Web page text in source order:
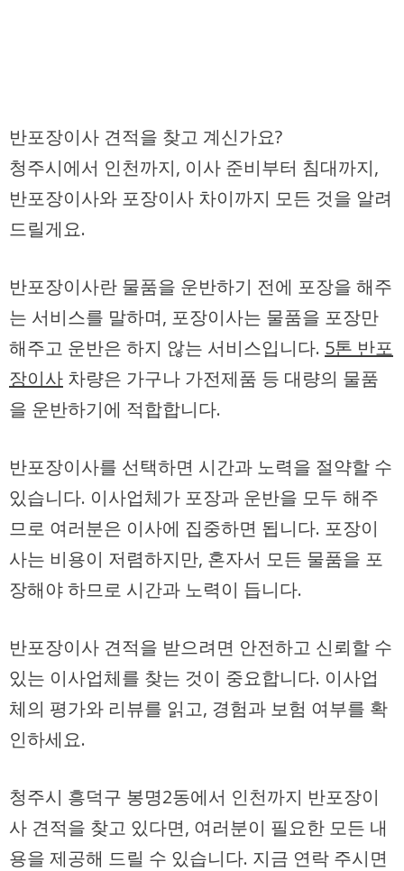
반포장이사 견적을 찾고 계신가요?
청주시에서 인천까지, 이사 준비부터 침대까지,
반포장이사와 포장이사 차이까지 모든 것을 알려
드릴게요.
반포장이사란 물품을 운반하기 전에 포장을 해주
는 서비스를 말하며, 포장이사는 물품을 포장만
해주고 운반은 하지 않는 서비스입니다. 5톤 반포
장이사 차량은 가구나 가전제품 등 대량의 물품
을 운반하기에 적합합니다.
반포장이사를 선택하면 시간과 노력을 절약할 수
있습니다. 이사업체가 포장과 운반을 모두 해주
므로 여러분은 이사에 집중하면 됩니다. 포장이
사는 비용이 저렴하지만, 혼자서 모든 물품을 포
장해야 하므로 시간과 노력이 듭니다.
반포장이사 견적을 받으려면 안전하고 신뢰할 수
있는 이사업체를 찾는 것이 중요합니다. 이사업
체의 평가와 리뷰를 읽고, 경험과 보험 여부를 확
인하세요.
청주시 흥덕구 봉명2동에서 인천까지 반포장이
사 견적을 찾고 있다면, 여러분이 필요한 모든 내
용을 제공해 드릴 수 있습니다. 지금 연락 주시면